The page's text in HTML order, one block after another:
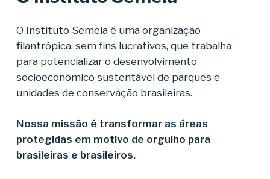
O Instituto Semeia é uma organização
filantrópica, sem fins lucrativos, que trabalha
para potencializar o desenvolvimento
socioeconômico sustentável de parques e
unidades de conservação brasileiras.
Nossa missão é transformar as áreas
protegidas em motivo de orgulho para
brasileiras e brasileiros.